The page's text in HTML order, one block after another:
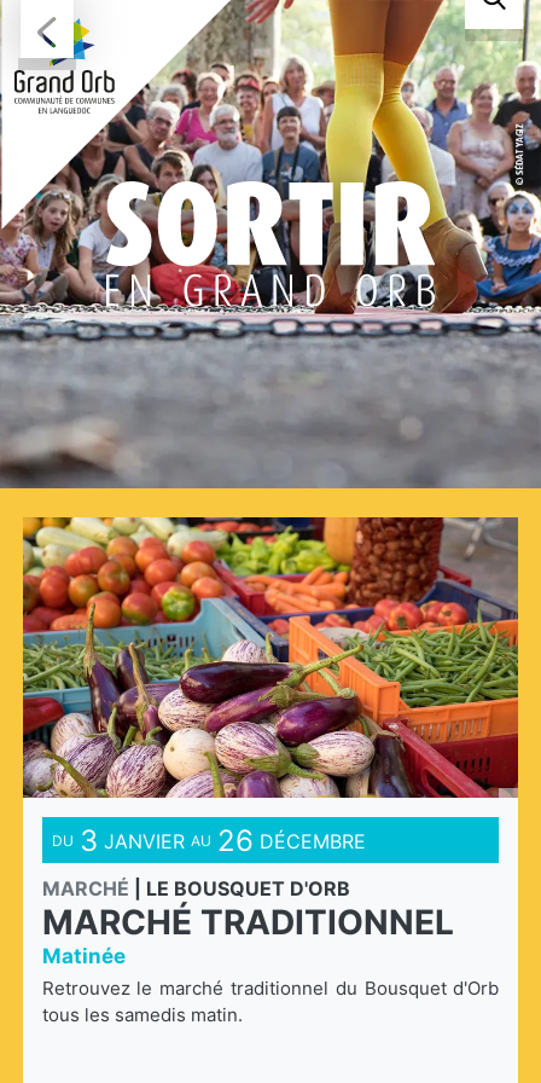
DU 3 JANVIER AU 26 DÉCEMBRE
MARCHÉ
LE BOUSQUET D'ORB
MARCHÉ TRADITIONNEL
Matinée
Retrouvez le marché traditionnel du Bousquet d'Orb
tous les samedis matin.